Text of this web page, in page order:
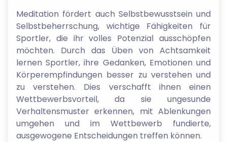
Meditation fördert auch Selbstbewusstsein und
Selbstbeherrschung, wichtige Fähigkeiten für
Sportler, die ihr volles Potenzial ausschöpfen
möchten. Durch das Üben von Achtsamkeit
lernen Sportler, ihre Gedanken, Emotionen und
Körperempfindungen besser zu verstehen und
zu verstehen. Dies verschafft ihnen einen
Wettbewerbsvorteil, da sie ungesunde
Verhaltensmuster erkennen, mit Ablenkungen
umgehen und im Wettbewerb fundierte,
ausgewogene Entscheidungen treffen können.